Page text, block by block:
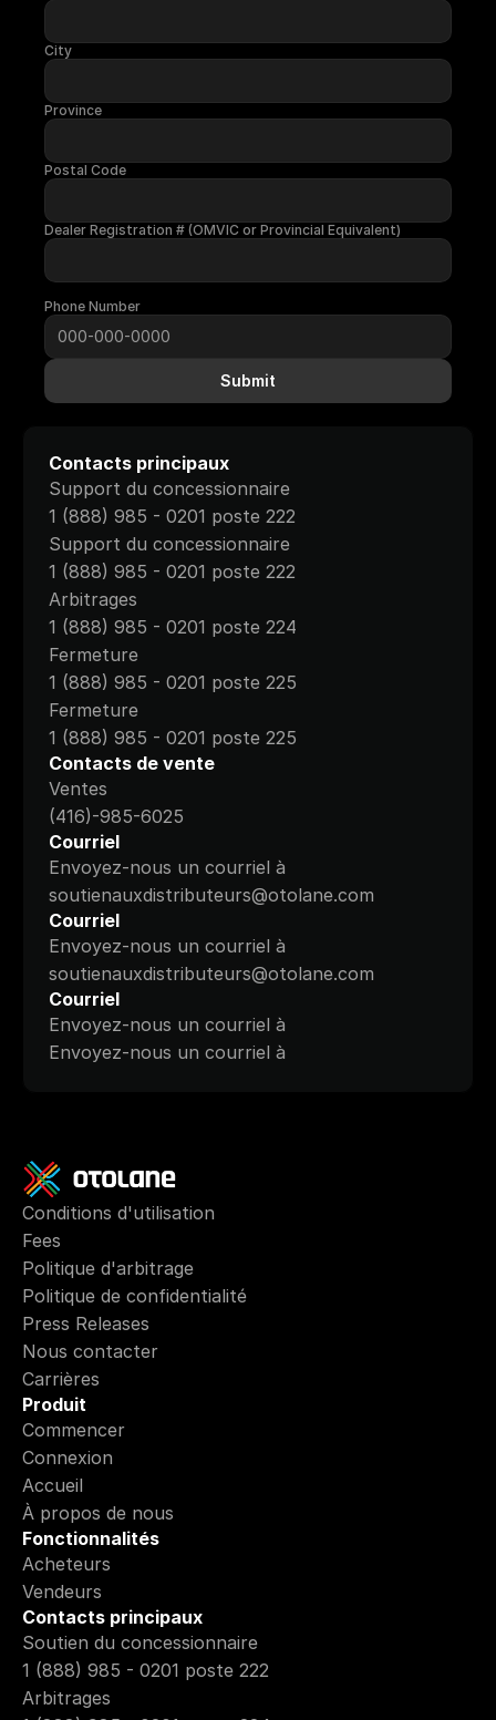
City
Province
Postal Code
Dealer Registration # (OMVIC or Provincial Equivalent)
Phone Number
Submit
Contacts principaux
Support du concessionnaire
1 (888) 985 - 0201 poste 222
Support du concessionnaire
1 (888) 985 - 0201 poste 222
Arbitrages
1 (888) 985 - 0201 poste 224
Fermeture
1 (888) 985 - 0201 poste 225
Fermeture
1 (888) 985 - 0201 poste 225
Contacts de vente
Ventes
(416)-985-6025
Courriel
Envoyez-nous un courriel à
soutienauxdistributeurs@otolane.com
Courriel
Envoyez-nous un courriel à
soutienauxdistributeurs@otolane.com
Courriel
Envoyez-nous un courriel à
Envoyez-nous un courriel à
Conditions d'utilisation
Fees
Politique d'arbitrage
Politique de confidentialité
Press Releases
Nous contacter
Carrières
Produit
Commencer
Connexion
Accueil
À propos de nous
Fonctionnalités
Acheteurs
Vendeurs
Contacts principaux
Soutien du concessionnaire
1 (888) 985 - 0201 poste 222
Arbitrages